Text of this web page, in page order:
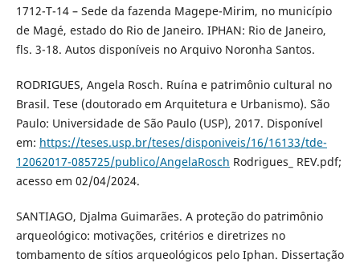
1712-T-14 – Sede da fazenda Magepe-Mirim, no município
de Magé, estado do Rio de Janeiro. IPHAN: Rio de Janeiro,
fls. 3-18. Autos disponíveis no Arquivo Noronha Santos.
RODRIGUES, Angela Rosch. Ruína e patrimônio cultural no
Brasil. Tese (doutorado em Arquitetura e Urbanismo). São
Paulo: Universidade de São Paulo (USP), 2017. Disponível
em: https://teses.usp.br/teses/disponiveis/16/16133/tde-
12062017-085725/publico/AngelaRosch Rodrigues_ REV.pdf;
acesso em 02/04/2024.
SANTIAGO, Djalma Guimarães. A proteção do patrimônio
arqueológico: motivações, critérios e diretrizes no
tombamento de sítios arqueológicos pelo Iphan. Dissertação